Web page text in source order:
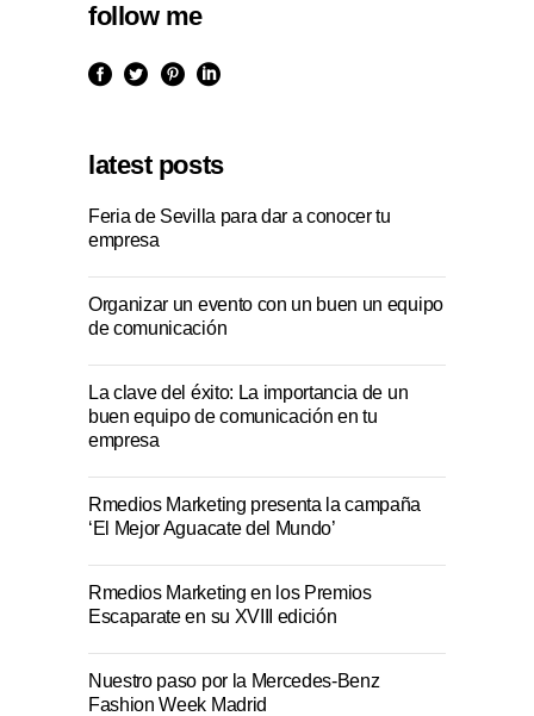
follow me
latest posts
Feria de Sevilla para dar a conocer tu
empresa
Organizar un evento con un buen un equipo
de comunicación
La clave del éxito: La importancia de un
buen equipo de comunicación en tu
empresa
Rmedios Marketing presenta la campaña
‘El Mejor Aguacate del Mundo’
Rmedios Marketing en los Premios
Escaparate en su XVIII edición
Nuestro paso por la Mercedes-Benz
Fashion Week Madrid